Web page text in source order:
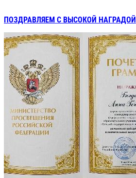
ПОЗДРАВЛЯЕМ С ВЫСОКОЙ НАГРАДОЙ